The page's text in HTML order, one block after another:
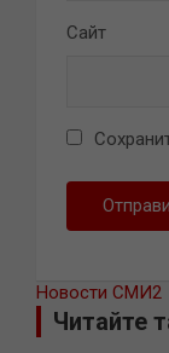
Сайт
Новости СМИ2
Читайте